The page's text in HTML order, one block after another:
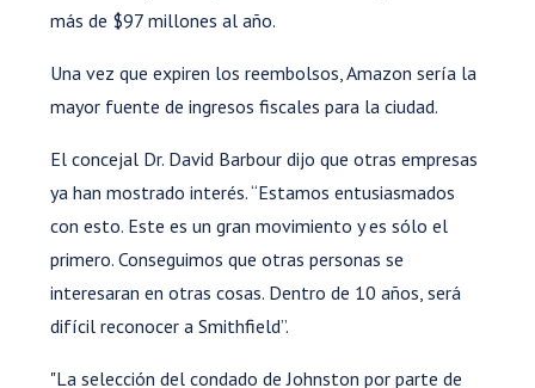
más de $97 millones al año.
Una vez que expiren los reembolsos, Amazon sería la
mayor fuente de ingresos fiscales para la ciudad.
El concejal Dr. David Barbour dijo que otras empresas
ya han mostrado interés. “Estamos entusiasmados
con esto. Este es un gran movimiento y es sólo el
primero. Conseguimos que otras personas se
interesaran en otras cosas. Dentro de 10 años, será
difícil reconocer a Smithfield”.
"La selección del condado de Johnston por parte de